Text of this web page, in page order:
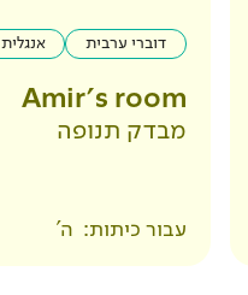
דוברי ערבית אנגלית
Amir's room
מבדק תנופה
עבור כיתות: ה'